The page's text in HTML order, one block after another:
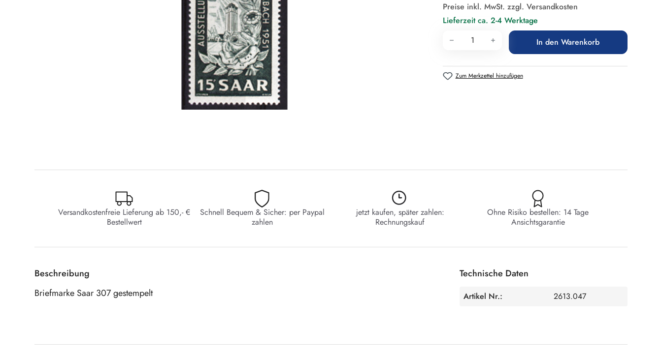
Preise inkl. MwSt. zzgl. Versandkosten
Lieferzeit ca. 2-4 Werktage
Produkt Anzahl: Gib den gewünschten
In den Warenkorb
Zum Merkzettel hinzufügen
Versandkostenfreie Lieferung ab 150,- €
Bestellwert
Schnell Bequem & Sicher: per Paypal
zahlen
jetzt kaufen, später zahlen:
Rechnungskauf
Ohne Risiko bestellen: 14 Tage
Ansichtsgarantie
Beschreibung
Briefmarke Saar 307 gestempelt
Technische Daten
Artikel Nr.: 2613.047